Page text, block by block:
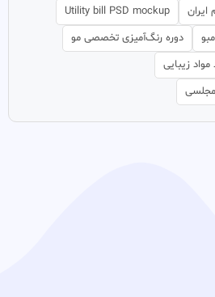
ایران
Utility bill PSD mockup
دوره رنگ‌آمیزی تخصصی مو
زیبایی